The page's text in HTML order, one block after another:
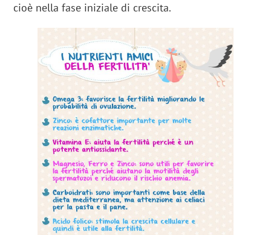
cioè nella fase iniziale di crescita.